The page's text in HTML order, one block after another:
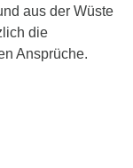
aus der Wüste
die
Ansprüche.